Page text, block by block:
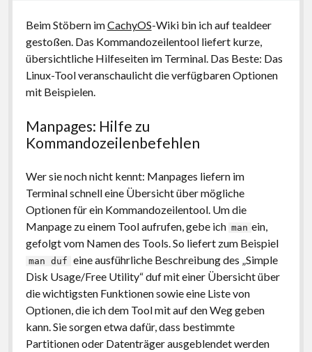
Beim Stöbern imCachyOS-Wiki bin ich auf tealdeer
gestoßen. Das Kommandozeilentool liefert kurze,
übersichtliche Hilfeseiten im Terminal. Das Beste: Das
Linux-Tool veranschaulicht die verfügbaren Optionen
mit Beispielen.
Manpages: Hilfe zu
Kommandozeilenbefehlen
Wer sie noch nicht kennt: Manpages liefern im
Terminal schnell eine Übersicht über mögliche
Optionen für ein Kommandozeilentool. Um die
Manpage zu einem Tool aufrufen, gebe ich man ein,
gefolgt vom Namen des Tools. So liefert zum Beispiel
man duf eine ausführliche Beschreibung des „Simple
Disk Usage/Free Utility“ duf mit einer Übersicht über
die wichtigsten Funktionen sowie eine Liste von
Optionen, die ich dem Tool mit auf den Weg geben
kann. Sie sorgen etwa dafür, dass bestimmte
Partitionen oder Datenträger ausgeblendet werden